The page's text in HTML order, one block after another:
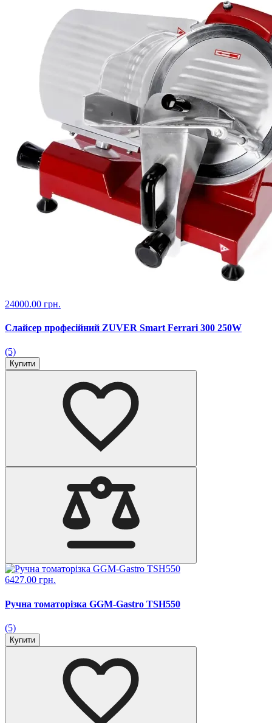
24000.00 грн.
Слайсер професійний ZUVER Smart Ferrari 300 250W
(5)
Купити
6427.00 грн.
Ручна томаторізка GGM-Gastro TSH550
(5)
Купити